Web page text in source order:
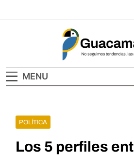
MENU
POLÍTICA
Los 5 perfiles